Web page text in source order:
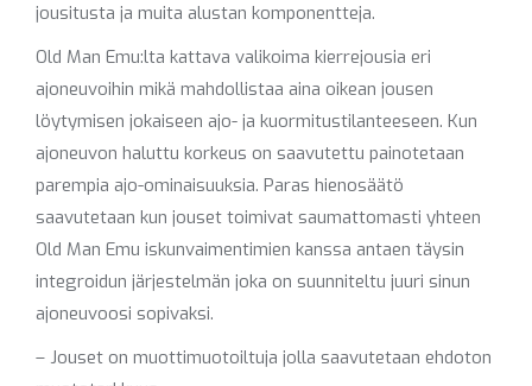
jousitusta ja muita alustan komponentteja.
Old Man Emu:lta kattava valikoima kierrejousia eri
ajoneuvoihin mikä mahdollistaa aina oikean jousen
löytymisen jokaiseen ajo- ja kuormitustilanteeseen. Kun
ajoneuvon haluttu korkeus on saavutettu painotetaan
parempia ajo-ominaisuuksia. Paras hienosäätö
saavutetaan kun jouset toimivat saumattomasti yhteen
Old Man Emu iskunvaimentimien kanssa antaen täysin
integroidun järjestelmän joka on suunniteltu juuri sinun
ajoneuvoosi sopivaksi.
– Jouset on muottimuotoiltuja jolla saavutetaan ehdoton